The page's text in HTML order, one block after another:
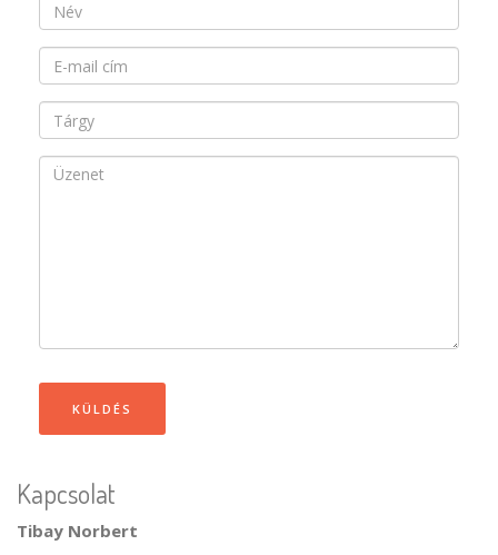
Név
mail
cím
Subject
Üzenet
KÜLDÉS
Kapcsolat
Tibay Norbert